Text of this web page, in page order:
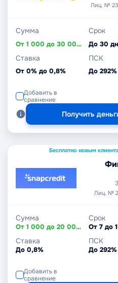
Лиц. №
Сумма
От 1 000 до 30 000 ₽
Срок
До 30
Ставка
От 0% до 0,8%
ПСК
До 292%
Добавить в
сравнение
Получить
Бесплатно новым
Лиц. №
Сумма
От 1 000 до 20 000 ₽
Срок
От 7 до
Ставка
До 0,8%
ПСК
До 292%
Добавить в
сравнение